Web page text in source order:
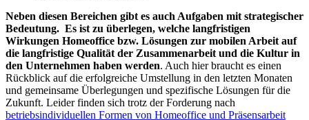
Neben diesen Bereichen gibt es auch Aufgaben mit strategischer
Bedeutung. Es ist zu überlegen, welche langfristigen
Wirkungen Homeoffice bzw. Lösungen zur mobilen Arbeit auf
die langfristige Qualität der Zusammenarbeit und die Kultur in
den Unternehmen haben werden. Auch hier braucht es einen
Rückblick auf die erfolgreiche Umstellung in den letzten Monaten
und gemeinsame Überlegungen und spezifische Lösungen für die
Zukunft. Leider finden sich trotz der Forderung nach
betriebsindividuellen Formen von Homeoffice und Präsensarbeit